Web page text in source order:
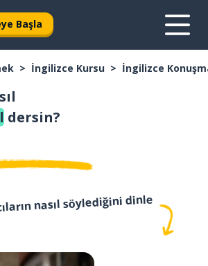
Başla
İngilizce Kursu İngilizce
dersin?
nasıl söylediğini dinle